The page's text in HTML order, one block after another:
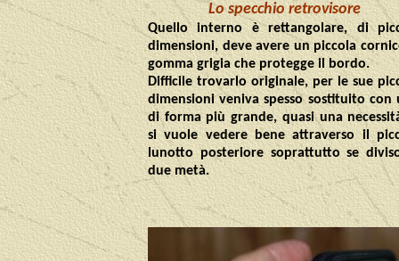
Lo specchio retrovisore
Quello interno è rettangolare, di
dimensioni, deve avere un piccola
gomma grigia che protegge il bordo.
Difficile trovarlo originale, per le sue
dimensioni veniva spesso sostituito con
di forma più grande, quasi una
si vuole vedere bene attraverso il
lunotto posteriore soprattutto se
due metà.